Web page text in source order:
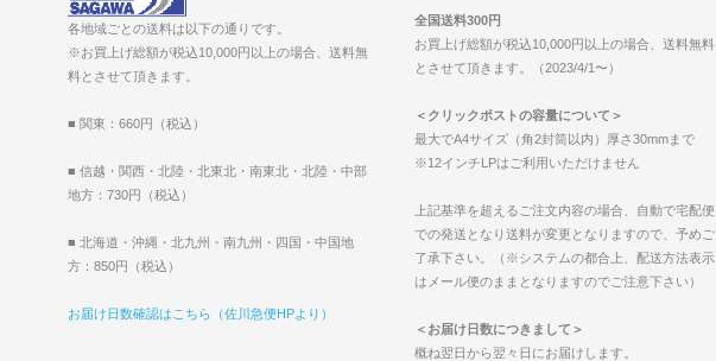
各地域ごとの送料は以下の通りです。
※お買上げ総額が税込10,000円以上の場合、送料無
料とさせて頂きます。
■ 関東：660円（税込）
■ 信越・関西・北陸・北東北・南東北・北陸・中部
地方：730円（税込）
■ 北海道・沖縄・北九州・南九州・四国・中国地
方：850円（税込）
お届け日数確認はこちら（佐川急便HPより）
全国送料300円
お買上げ総額が税込10,000円以上の場合、送料無料
とさせて頂きます。（2023/4/1〜）
＜クリックポストの容量について＞
最大でA4サイズ（角2封筒以内）厚さ30mmまで
※12インチLPはご利用いただけません
上記基準を超えるご注文内容の場合、自動で宅配便
での発送となり送料が変更となりますので、予めご
了承下さい。（※システムの都合上、配送方法表示
はメール便のままとなりますのでご注意下さい）
＜お届け日数につきまして＞
概ね翌日から翌々日にお届けします。